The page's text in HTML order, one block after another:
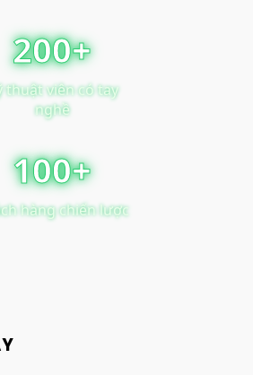
200+
thuật viên có tay
nghề
100+
hàng chiến lược